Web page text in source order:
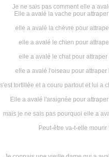
Je ne sais pas comment elle a
Elle a avalé la vache pour
elle a avalé la chèvre pour
elle a avalé le chien pour
elle a avalé le chat pour attraper
elle a avalé l'oiseau pour attraper
tortillée et a couru partout et lui a
Elle a avalé l'araignée pour
mais je ne sais pas pourquoi elle a
Peut-être va-t-elle mourir